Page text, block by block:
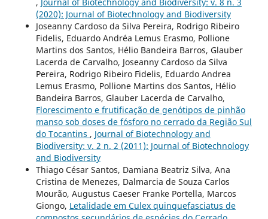
(2020): Journal of Biotechnology and Biodiversity
Joseanny Cardoso da Silva Pereira, Rodrigo Ribeiro
Fidelis, Eduardo Andréa Lemus Erasmo, Pollione
Martins dos Santos, Hélio Bandeira Barros, Glauber
Lacerda de Carvalho, Joseanny Cardoso da Silva
Pereira, Rodrigo Ribeiro Fidelis, Eduardo Andrea
Lemus Erasmo, Pollione Martins dos Santos, Hélio
Bandeira Barros, Glauber Lacerda de Carvalho,
Florescimento e frutificação de genótipos de pinhão
manso sob doses de fósforo no cerrado da Região Sul
do Tocantins , Journal of Biotechnology and
Biodiversity: v. 2 n. 2 (2011): Journal of Biotechnology
and Biodiversity
Thiago César Santos, Damiana Beatriz Silva, Ana
Cristina de Menezes, Dalmarcia de Souza Carlos
Mourão, Augustus Caeser Franke Portella, Marcos
Giongo, Letalidade em Culex quinquefasciatus de